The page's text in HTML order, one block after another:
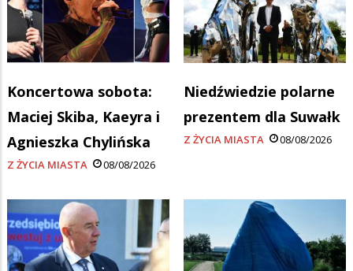
Koncertowa sobota:
Maciej Skiba, Kaeyra i
Agnieszka Chylińska
Z ŻYCIA MIASTA 08/08/2026
Niedźwiedzie polarne
prezentem dla Suwałk
Z ŻYCIA MIASTA 08/08/2026